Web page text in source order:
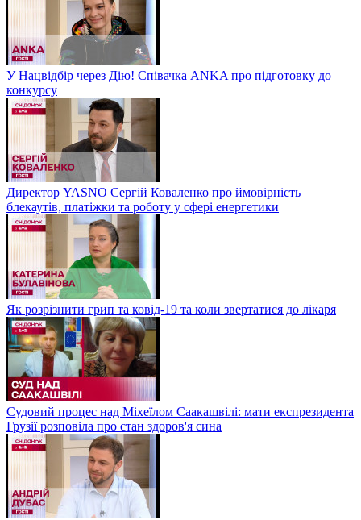
У Нацвідбір через Дію! Співачка ANKA про підготовку до
конкурсу
Директор YASNO Сергій Коваленко про ймовірність
блекаутів, платіжки та роботу у сфері енергетики
Як розрізнити грип та ковід-19 та коли звертатися до лікаря
Судовий процес над Міхеїлом Саакашвілі: мати експрезидента
Грузії розповіла про стан здоров'я сина